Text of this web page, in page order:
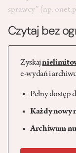
sprawcy” (np.
Czytaj bez
Zyskaj
e-wydań i
Pełny dostęp
Każdy nowy
Archiwum